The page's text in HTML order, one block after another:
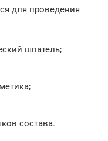
для проведения
шпатель;
состава.